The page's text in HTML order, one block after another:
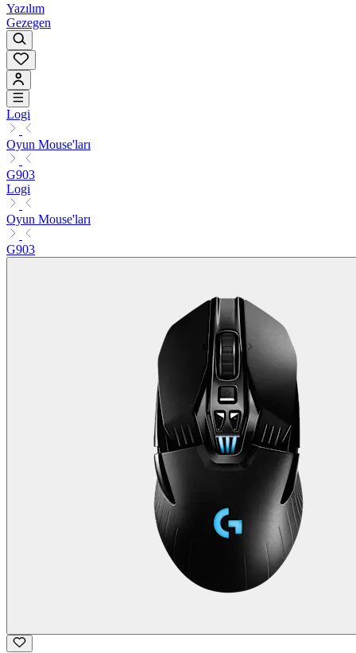
Yazılım
Gezegen
Logi
Oyun Mouse'ları
G903
Logi
Oyun Mouse'ları
G903